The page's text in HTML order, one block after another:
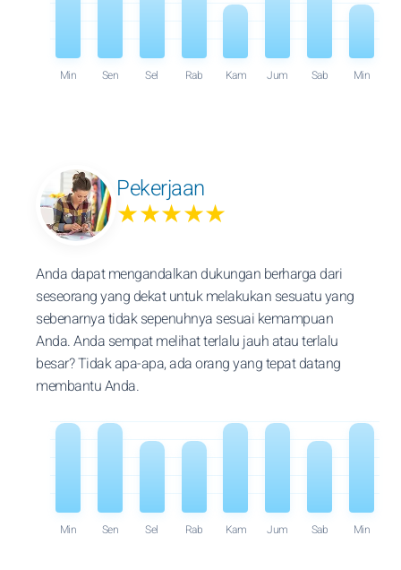
Min Sen Sel Rab Kam Jum Sab Min
Pekerjaan
★★★★★
Anda dapat mengandalkan dukungan berharga dari
seseorang yang dekat untuk melakukan sesuatu yang
sebenarnya tidak sepenuhnya sesuai kemampuan
Anda. Anda sempat melihat terlalu jauh atau terlalu
besar? Tidak apa-apa, ada orang yang tepat datang
membantu Anda.
Min Sen Sel Rab Kam Jum Sab Min